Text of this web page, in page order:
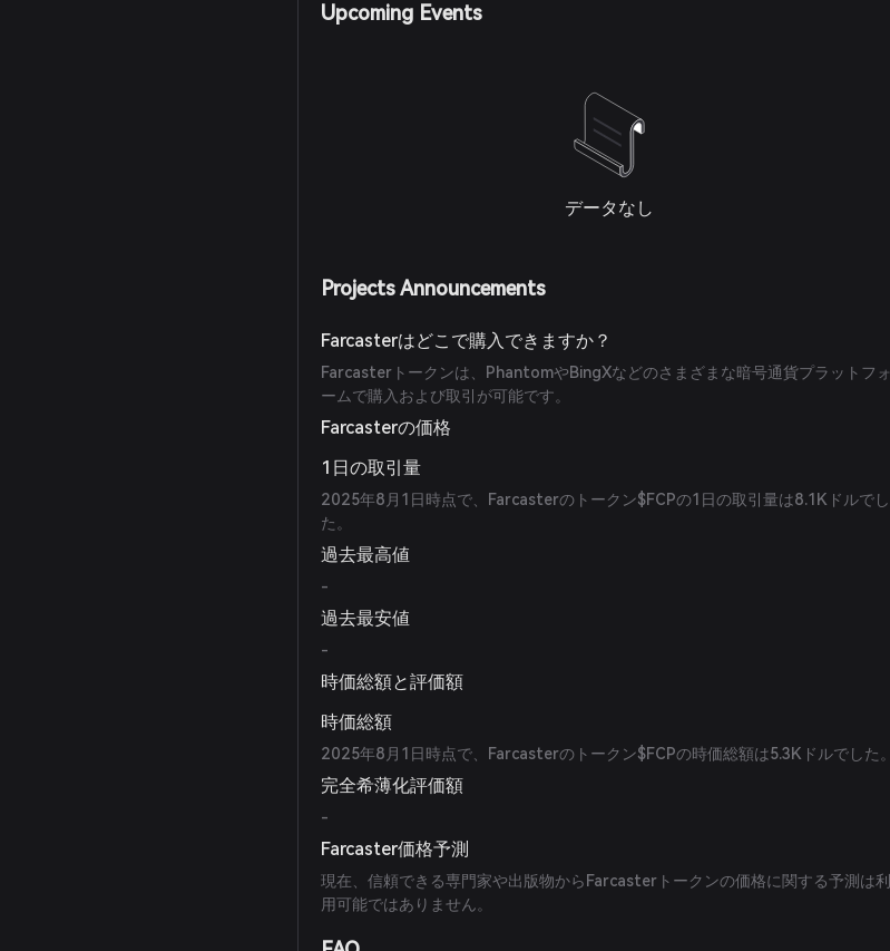
Upcoming Events
データなし
Projects Announcements
Farcasterはどこで購入できますか？
Farcasterトークンは、PhantomやBingXなどのさまざまな暗号通貨プラットフォ
ームで購入および取引が可能です。
Farcasterの価格
1日の取引量
2025年8月1日時点で、Farcasterのトークン$FCPの1日の取引量は8.1Kドルでし
た。
過去最高値
-
過去最安値
-
時価総額と評価額
時価総額
2025年8月1日時点で、Farcasterのトークン$FCPの時価総額は5.3Kドルでした。
完全希薄化評価額
-
Farcaster価格予測
現在、信頼できる専門家や出版物からFarcasterトークンの価格に関する予測は利
用可能ではありません。